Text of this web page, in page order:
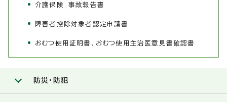
介護保険 事故報告書
障害者控除対象者認定申請書
おむつ使用証明書、おむつ使用主治医意見書確認書
防災・防犯